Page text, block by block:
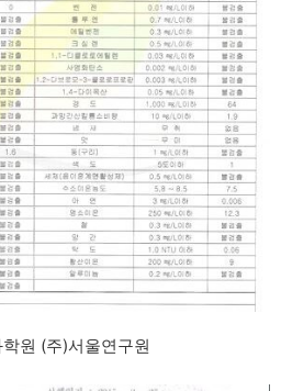
원 (주)서울연구원